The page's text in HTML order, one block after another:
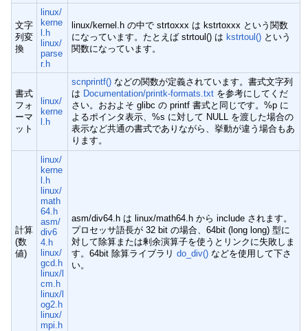
文字
列変
換
linux/
kerne
l.h
linux/
parse
r.h
linux/kernel.h の中で strtoxxx は kstrtoxxx という関数
になっています。たとえば strtoul() は kstrtoul() という
関数になっています。
書式
フォ
ーマ
ット
linux/
kerne
l.h
scnprintf() などの関数が定義されています。書式文字列
は Documentation/printk-formats.txt を参考にしてくだ
さい。おおよそ glibc の printf 書式と同じです。%p に
よるポインタ表示、%s に対して NULL を渡した場合の
表示など共通の書式でありながら、挙動が違う場合もあ
ります。
計算
(数
値)
linux/
kerne
l.h
linux/
math
64.h
asm/
div6
4.h
linux/
gcd.h
linux/l
cm.h
linux/l
og2.h
linux/
mpi.h
asm/div64.h は linux/math64.h から include されます。
プロセッサ語長が 32 bit の場合、64bit (long long) 型に
対して除算または剰余演算子を使うとリンクに失敗しま
す。64bit 除算ライブラリdo_div() などを使用して下さ
い。